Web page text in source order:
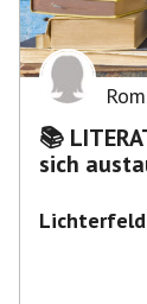
📚 LITERATUR 📚
sich